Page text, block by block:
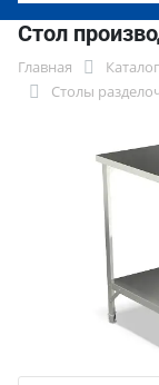
Стол
Главная Каталог
Столы